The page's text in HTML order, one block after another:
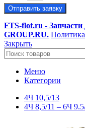
Отправить заявку
FTS-flot.ru - Запчасти
GROUP.RU.
Закрыть
Меню
Категории
4Ч 10,5/13
4Ч 8,5/11 – 6Ч